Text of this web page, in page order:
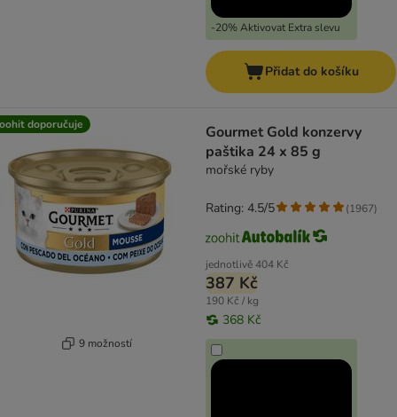
-20% Aktivovat Extra slevu
Přidat do košíku
doporučuje
9 možností
Gourmet Gold konzervy
paštika 24 x 85 g
mořské ryby
jednotlivě404 Kč
387 Kč
190 Kč / kg
368 Kč
Rating: 4.5/5 (1967)